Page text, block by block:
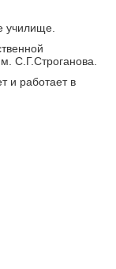
училище.
С.Г.Строганова.
и работает в